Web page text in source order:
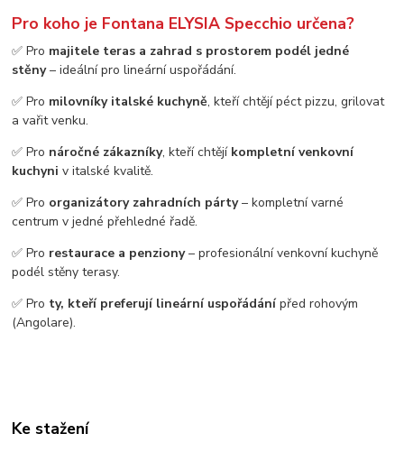
Pro koho je Fontana ELYSIA Specchio určena?
✅ Pro majitele teras a zahrad s prostorem podél jedné
stěny– ideální pro lineární uspořádání.
✅ Pro milovníky italské kuchyně, kteří chtějí péct pizzu, grilovat
a vařit venku.
✅ Pro náročné zákazníky, kteří chtějí kompletní venkovní
kuchyni v italské kvalitě.
✅ Pro organizátory zahradních párty– kompletní varné
centrum v jedné přehledné řadě.
✅ Pro restaurace a penziony– profesionální venkovní kuchyně
podél stěny terasy.
✅ Pro ty, kteří preferují lineární uspořádánípřed rohovým
(Angolare).
Ke stažení